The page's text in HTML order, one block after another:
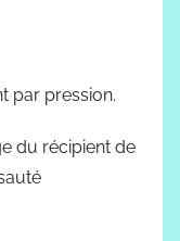
par pression.
du récipient de